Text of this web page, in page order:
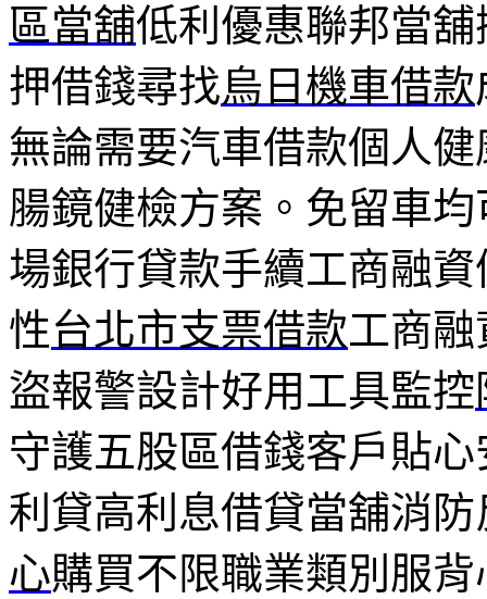
區當舖低利優惠聯邦當
押借錢尋找烏日機車借款
無論需要汽車借款個人健
腸鏡健檢方案。免留車
場銀行貸款手續工商融
性台北市支票借款工商
盜報警設計好用工具監控
守護五股區借錢客戶貼
利貸高利息借貸當舖消
心購買不限職業類別服